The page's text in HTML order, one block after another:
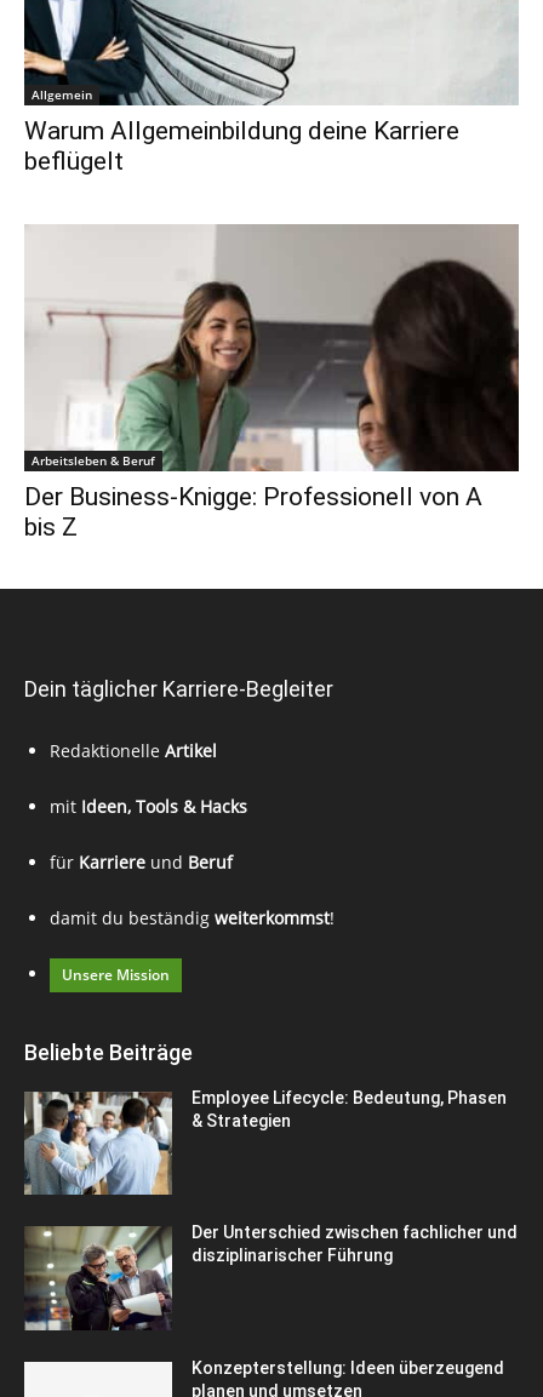
Allgemein
Warum Allgemeinbildung deine Karriere
beflügelt
Arbeitsleben & Beruf
Der Business-Knigge: Professionell von A
bis Z
Dein täglicher Karriere-Begleiter
Redaktionelle Artikel
mit Ideen, Tools & Hacks
für Karriere und Beruf
damit du beständig weiterkommst!
Unsere Mission
Beliebte Beiträge
Employee Lifecycle: Bedeutung, Phasen
& Strategien
Der Unterschied zwischen fachlicher und
disziplinarischer Führung
Konzepterstellung: Ideen überzeugend
planen und umsetzen